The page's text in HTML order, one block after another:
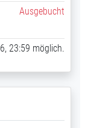
Ausgebucht
23:59 möglich.